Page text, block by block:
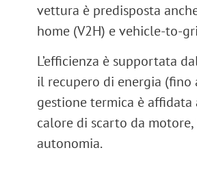
vettura è predisposta
home (V2H) evehicle-to-
L’efficienza è supportata
il recupero di energia (fino
gestione termica è affidata
calore di scarto da
autonomia.